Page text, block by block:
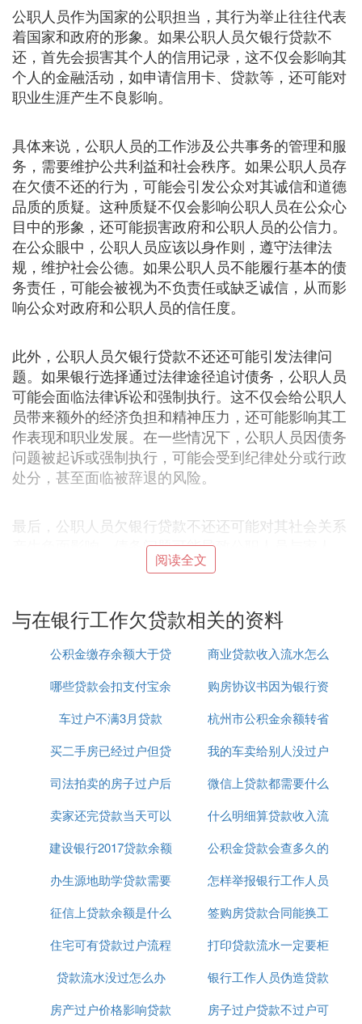
公职人员作为国家的公职担当，其行为举止往往代表
着国家和政府的形象。如果公职人员欠银行贷款不
还，首先会损害其个人的信用记录，这不仅会影响其
个人的金融活动，如申请信用卡、贷款等，还可能对
职业生涯产生不良影响。
具体来说，公职人员的工作涉及公共事务的管理和服
务，需要维护公共利益和社会秩序。如果公职人员存
在欠债不还的行为，可能会引发公众对其诚信和道德
品质的质疑。这种质疑不仅会影响公职人员在公众心
目中的形象，还可能损害政府和公职人员的公信力。
在公众眼中，公职人员应该以身作则，遵守法律法
规，维护社会公德。如果公职人员不能履行基本的债
务责任，可能会被视为不负责任或缺乏诚信，从而影
响公众对政府和公职人员的信任度。
此外，公职人员欠银行贷款不还还可能引发法律问
题。如果银行选择通过法律途径追讨债务，公职人员
可能会面临法律诉讼和强制执行。这不仅会给公职人
员带来额外的经济负担和精神压力，还可能影响其工
作表现和职业发展。在一些情况下，公职人员因债务
问题被起诉或强制执行，可能会受到纪律处分或行政
处分，甚至面临被辞退的风险。
最后，公职人员欠银行贷款不还还可能对其社会关系
产生负面影响。债务问题可能导致公职人员与家人、
朋友和同事之间的关系紧张或破裂，影响其社交圈和
公职人员的工作环境和职业发展。
综上所述，公职人员欠银行贷款不还对工作确实有影
规划财务，避免陷入债务困境。同时，政府和相关部
门也应加强对公职人员的财务监管和教育培训，确保
信力。
B. 公司欠银行贷款还不上怎么办
欠银行钱无力偿还的，可以和银行说明情况，争取取
得谅解，被起诉的话，法院考虑到借贷人的实际情
还清债务，达成和解。拒不还款的，而且态度比较恶
劣的，可能会被认定为恶性贷款，可能涉嫌诈骗，会
被判刑。
【法律依据】
《合同法》第109条规定当事人一方未支付价款或者
阅读全文
与在银行工作欠贷款相关的资料
公积金缴存余额大于贷
款余额
商业贷款收入流水怎么
做
哪些贷款会扣支付宝余
额
购房协议书因为银行资
料不全贷款
车过户不满3月贷款
杭州市公积金余额转省
公积金贷款额度
买二手房已经过户但贷
款没批下来怎么办
我的车卖给别人没过户
他还给贷款了
司法拍卖的房子过户后
还能贷款
微信上贷款都需要什么
资料吗
卖家还完贷款当天可以
过户给买家吗
什么明细算贷款收入流
水
建设银行2017贷款余额
公积金贷款会查多久的
银行流水
办生源地助学贷款需要
什么资料
怎样举报银行工作人员
违规操作贷款
征信上贷款余额是什么
意思
签购房贷款合同能换工
作吗
住宅可有贷款过户流程
打印贷款流水一定要柜
台吗
贷款流水没过怎么办
银行工作人员伪造贷款
人签字
房产过户价格影响贷款
房子过户贷款不过户可